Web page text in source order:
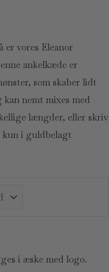
er vores Eleanor
ankelkæde er
som skaber lidt
nemt mixes med
længder, eller skriv
kun i guldbelagt
i æske med logo.